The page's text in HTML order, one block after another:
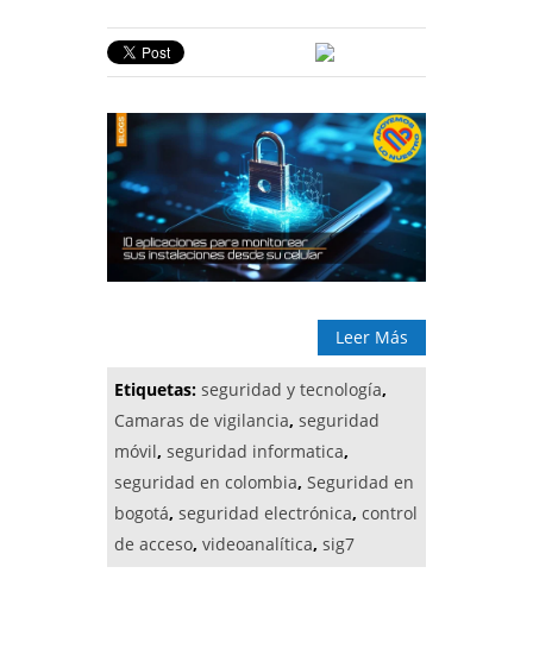
Leer Más
Etiquetas: seguridad y tecnología,
Camaras de vigilancia, seguridad
móvil, seguridad informatica,
seguridad en colombia, Seguridad en
bogotá, seguridad electrónica, control
de acceso, videoanalítica, sig7